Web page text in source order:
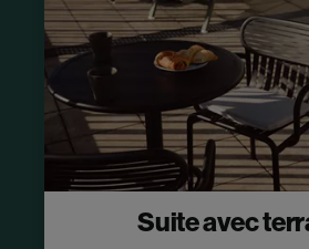
Suite avec